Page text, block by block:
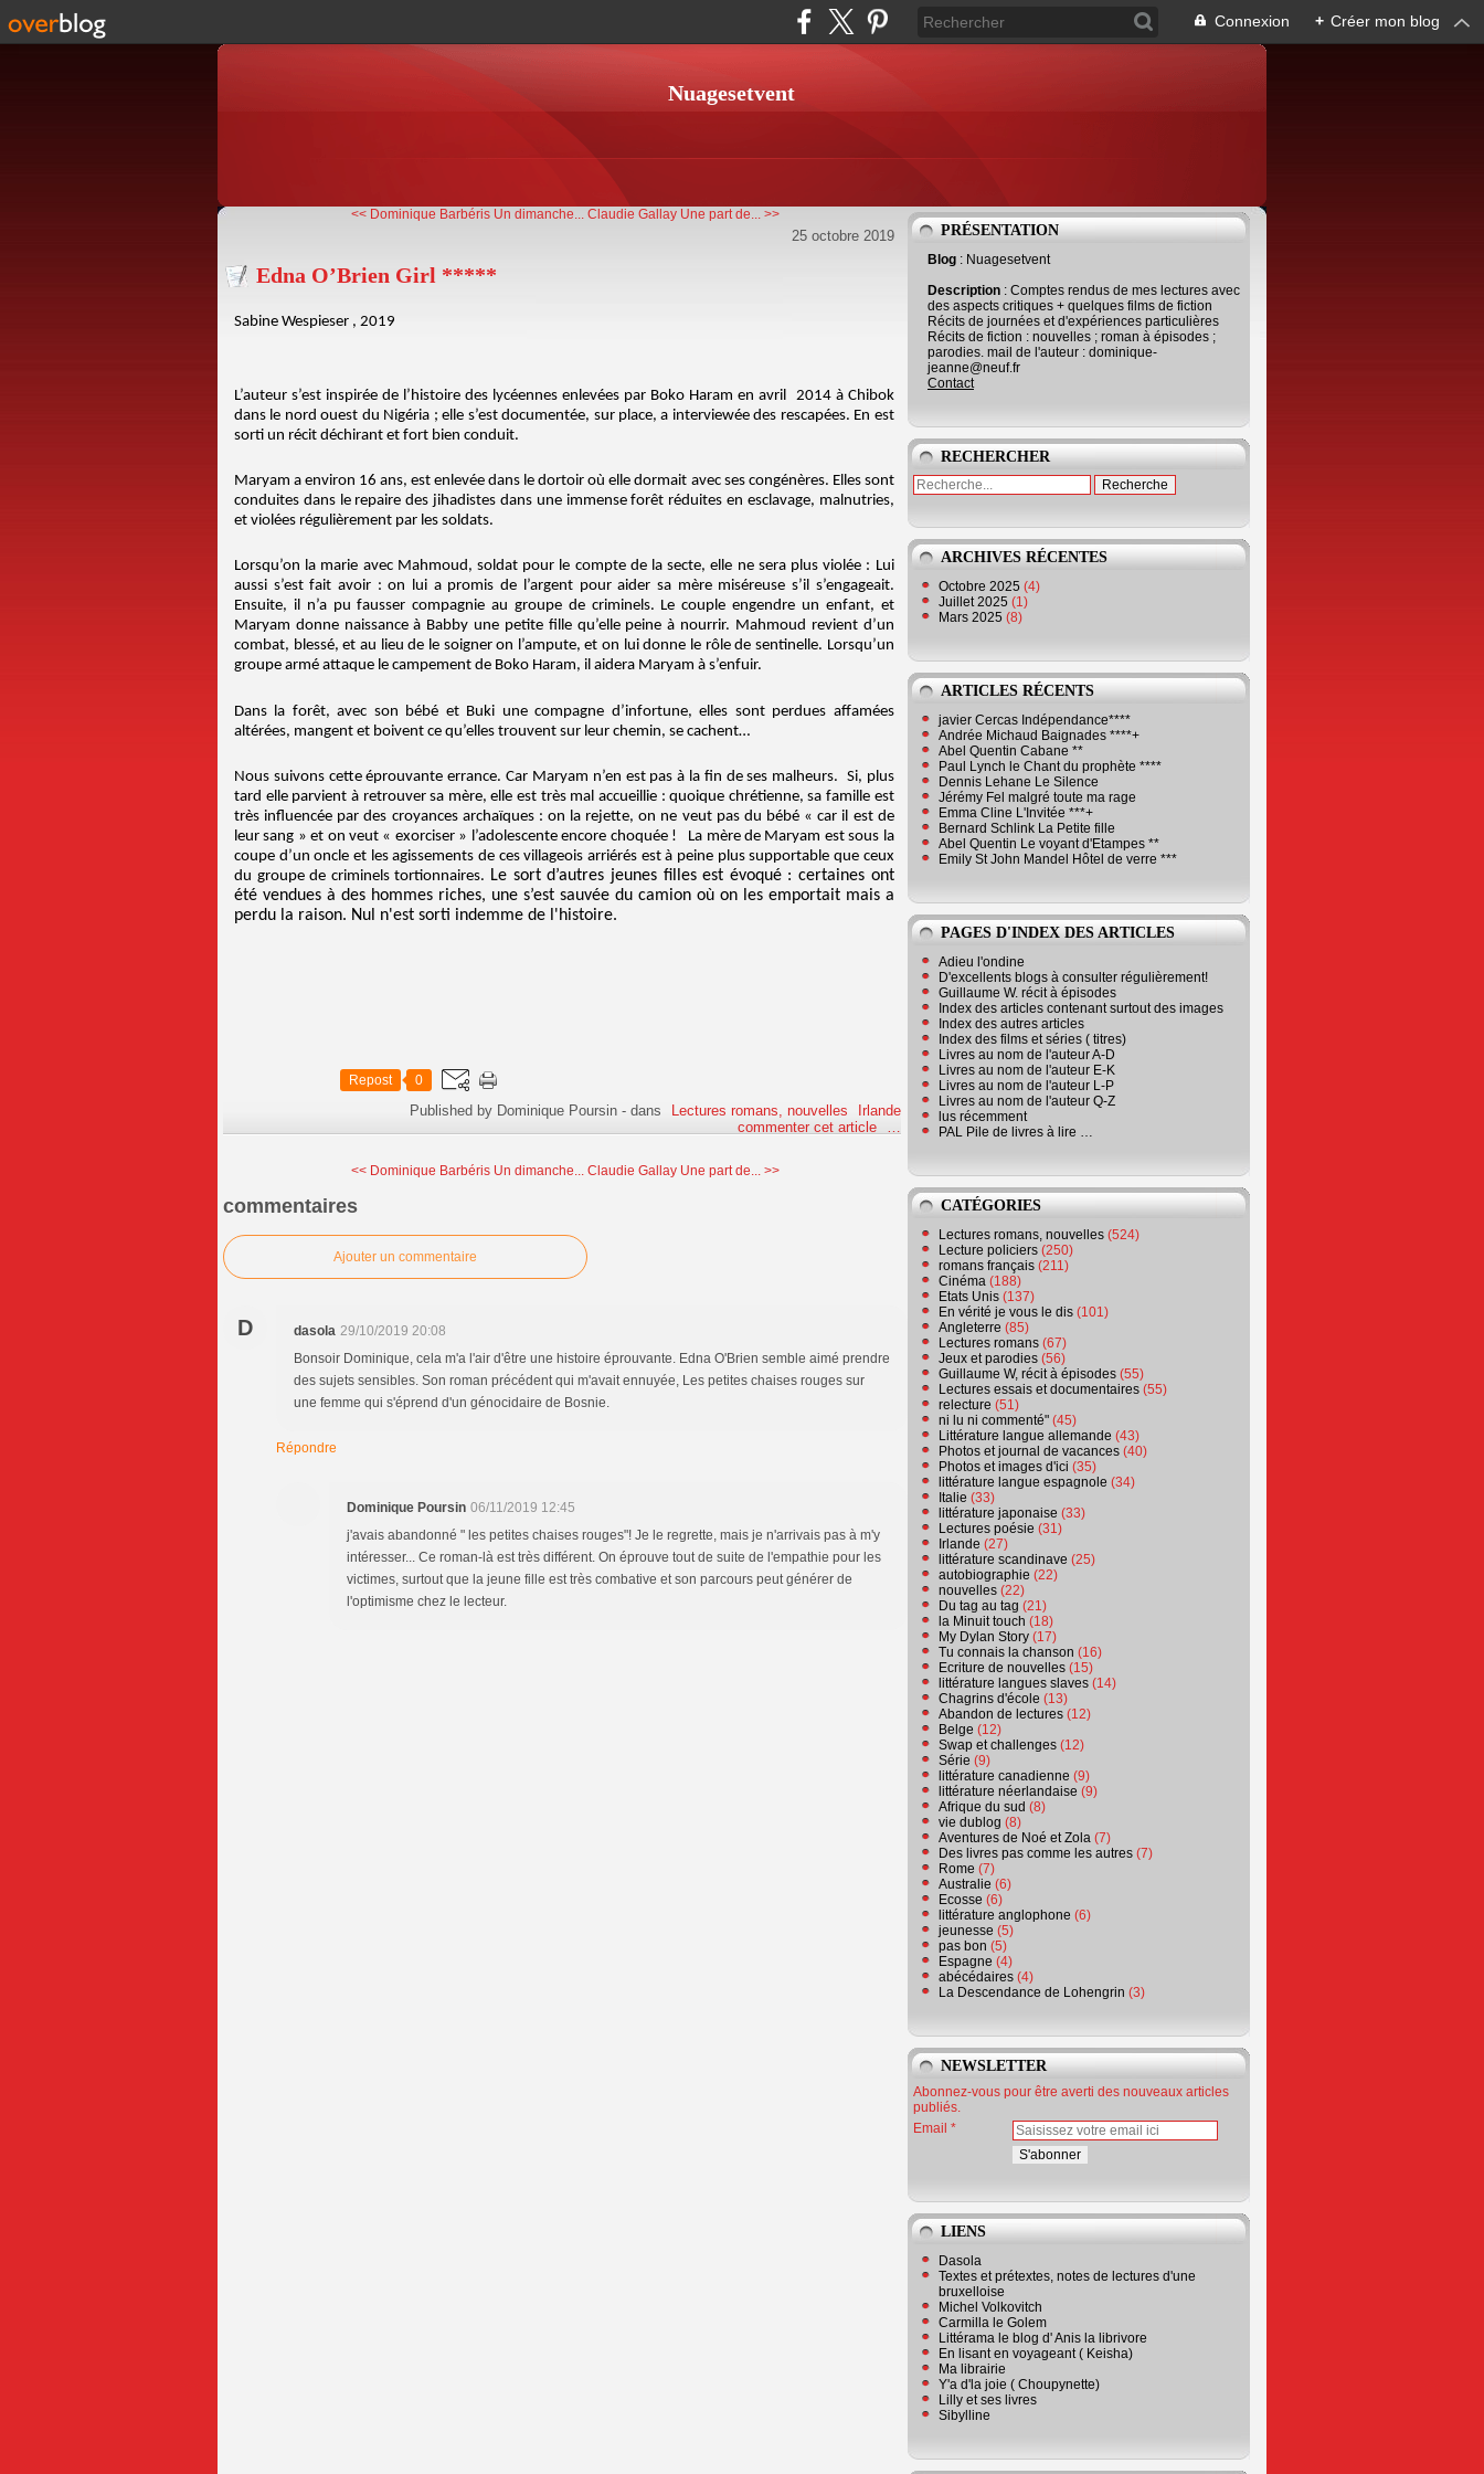
Connexion + Créer mon blog
Nuagesetvent
<< Dominique Barbéris Un dimanche... Claudie Gallay Une part de... >>
25 octobre 2019
Edna O’Brien Girl *****
Sabine Wespieser , 2019
L’auteur s’est inspirée de l’histoire des lycéennes enlevées par Boko Haram en avril 2014 à Chibok
dans le nord ouest du Nigéria ; elle s’est documentée, sur place, a interviewée des rescapées. En est
sorti un récit déchirant et fort bien conduit.
Maryam a environ 16 ans, est enlevée dans le dortoir où elle dormait avec ses congénères. Elles sont
conduites dans le repaire des jihadistes dans une immense forêt réduites en esclavage, malnutries,
et violées régulièrement par les soldats.
Lorsqu’on la marie avec Mahmoud, soldat pour le compte de la secte, elle ne sera plus violée : Lui
aussi s’est fait avoir : on lui a promis de l’argent pour aider sa mère miséreuse s’il s’engageait.
Ensuite, il n’a pu fausser compagnie au groupe de criminels. Le couple engendre un enfant, et
Maryam donne naissance à Babby une petite fille qu’elle peine à nourrir. Mahmoud revient d’un
combat, blessé, et au lieu de le soigner on l’ampute, et on lui donne le rôle de sentinelle. Lorsqu’un
groupe armé attaque le campement de Boko Haram, il aidera Maryam à s’enfuir.
Dans la forêt, avec son bébé et Buki une compagne d’infortune, elles sont perdues affamées
altérées, mangent et boivent ce qu’elles trouvent sur leur chemin, se cachent…
Nous suivons cette éprouvante errance. Car Maryam n’en est pas à la fin de ses malheurs. Si, plus
tard elle parvient à retrouver sa mère, elle est très mal accueillie : quoique chrétienne, sa famille est
très influencée par des croyances archaïques : on la rejette, on ne veut pas du bébé « car il est de
leur sang » et on veut « exorciser » l’adolescente encore choquée ! La mère de Maryam est sous la
coupe d’un oncle et les agissements de ces villageois arriérés est à peine plus supportable que ceux
du groupe de criminels tortionnaires. Le sort d’autres jeunes filles est évoqué : certaines ont
été vendues à des hommes riches, une s’est sauvée du camion où on les emportait mais a
perdu la raison. Nul n'est sorti indemme de l'histoire.
Repost 0
Published by Dominique Poursin -dans Lectures romans, nouvelles
Irlande
commenter cet article
<< Dominique Barbéris Un dimanche... Claudie Gallay Une part de... >>
commentaires
Ajouter un commentaire
D dasola 29/10/2019 20:08
Bonsoir Dominique, cela m'a l'air d'être une histoire éprouvante. Edna O'Brien semble aimé prendre
des sujets sensibles. Son roman précédent qui m'avait ennuyée, Les petites chaises rouges sur
une femme qui s'éprend d'un génocidaire de Bosnie.
Répondre
Dominique Poursin 06/11/2019 12:45
j'avais abandonné " les petites chaises rouges"! Je le regrette, mais je n'arrivais pas à m'y
intéresser... Ce roman-là est très différent. On éprouve tout de suite de l'empathie pour les
victimes, surtout que la jeune fille est très combative et son parcours peut générer de
l'optimisme chez le lecteur.
PRÉSENTATION
Blog : Nuagesetvent
Description : Comptes rendus de mes lectures avec
des aspects critiques + quelques films de fiction
Récits de journées et d'expériences particulières
Récits de fiction : nouvelles ; roman à épisodes ;
parodies. mail de l'auteur : dominique-
jeanne@neuf.fr
Contact
RECHERCHER
ARCHIVES RÉCENTES
Octobre 2025 (4)
Juillet 2025 (1)
Mars 2025 (8)
ARTICLES RÉCENTS
javier Cercas Indépendance****
Andrée Michaud Baignades ****+
Abel Quentin Cabane **
Paul Lynch le Chant du prophète ****
Dennis Lehane Le Silence
Jérémy Fel malgré toute ma rage
Emma Cline L'Invitée ***+
Bernard Schlink La Petite fille
Abel Quentin Le voyant d'Etampes **
Emily St John Mandel Hôtel de verre ***
PAGES D'INDEX DES ARTICLES
Adieu l'ondine
D'excellents blogs à consulter régulièrement!
Guillaume W. récit à épisodes
Index des articles contenant surtout des images
Index des autres articles
Index des films et séries ( titres)
Livres au nom de l'auteur A-D
Livres au nom de l'auteur E-K
Livres au nom de l'auteur L-P
Livres au nom de l'auteur Q-Z
lus récemment
PAL Pile de livres à lire …
CATÉGORIES
Lectures romans, nouvelles (524)
Lecture policiers (250)
romans français (211)
Cinéma (188)
Etats Unis (137)
En vérité je vous le dis (101)
Angleterre (85)
Lectures romans (67)
Jeux et parodies (56)
Guillaume W, récit à épisodes (55)
Lectures essais et documentaires (55)
relecture (51)
ni lu ni commenté" (45)
Littérature langue allemande (43)
Photos et journal de vacances (40)
Photos et images d'ici (35)
littérature langue espagnole (34)
Italie (33)
littérature japonaise (33)
Lectures poésie (31)
Irlande (27)
littérature scandinave (25)
autobiographie (22)
nouvelles (22)
Du tag au tag (21)
la Minuit touch (18)
My Dylan Story (17)
Tu connais la chanson (16)
Ecriture de nouvelles (15)
littérature langues slaves (14)
Chagrins d'école (13)
Abandon de lectures (12)
Belge (12)
Swap et challenges (12)
Série (9)
littérature canadienne (9)
littérature néerlandaise (9)
Afrique du sud (8)
vie dublog (8)
Aventures de Noé et Zola (7)
Des livres pas comme les autres (7)
Rome (7)
Australie (6)
Ecosse (6)
littérature anglophone (6)
jeunesse (5)
pas bon (5)
Espagne (4)
abécédaires (4)
La Descendance de Lohengrin (3)
NEWSLETTER
Abonnez-vous pour être averti des nouveaux articles
publiés.
Email
LIENS
Dasola
Textes et prétextes, notes de lectures d'une
bruxelloise
Michel Volkovitch
Carmilla le Golem
Littérama le blog d' Anis la librivore
En lisant en voyageant ( Keisha)
Ma librairie
Y'a d'la joie ( Choupynette)
Lilly et ses livres
Sibylline